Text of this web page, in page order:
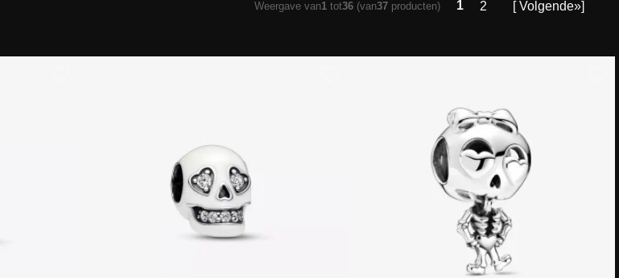
Weergave van1 tot36 (van37 producten) 1 2 [ Volgende»]